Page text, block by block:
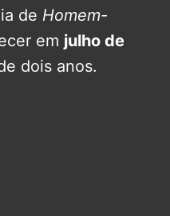
de Homem-
em julho de
dois anos.